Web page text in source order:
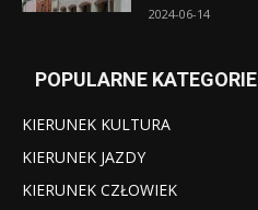
2024-06-14
POPULARNE KATEGORIE
KIERUNEK KULTURA
KIERUNEK JAZDY
KIERUNEK CZŁOWIEK